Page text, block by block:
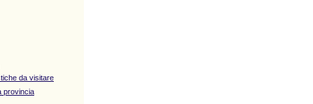
da visitare
provincia